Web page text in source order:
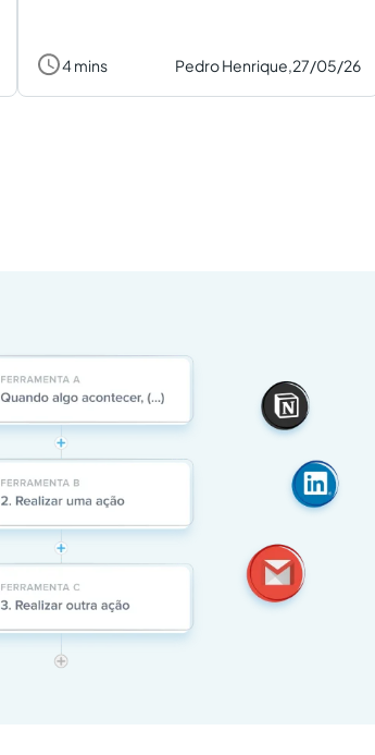
4 mins Pedro Henrique, 27/05/26